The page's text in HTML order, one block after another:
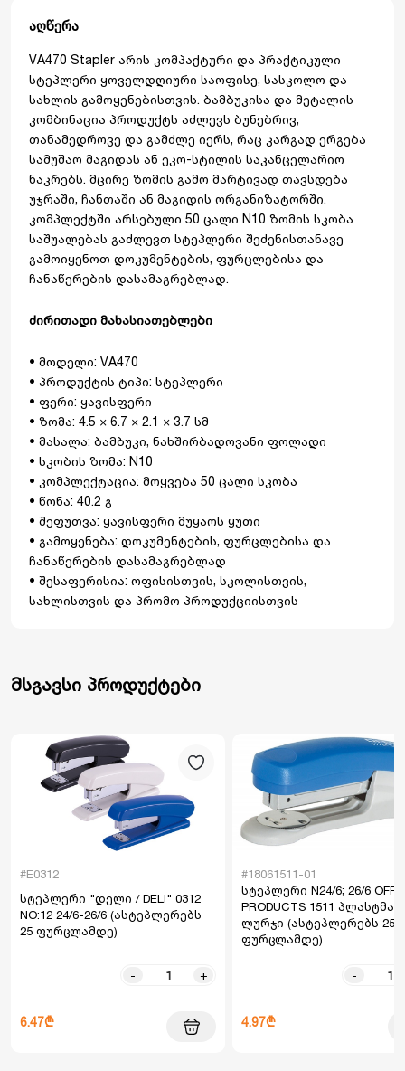
აღწერა
VA470 Stapler არის კომპაქტური და პრაქტიკული
სტეპლერი ყოველდღიური საოფისე, სასკოლო და
სახლის გამოყენებისთვის. ბამბუკისა და მეტალის
კომბინაცია პროდუქტს აძლევს ბუნებრივ,
თანამედროვე და გამძლე იერს, რაც კარგად ერგება
სამუშაო მაგიდას ან ეკო-სტილის საკანცელარიო
ნაკრებს. მცირე ზომის გამო მარტივად თავსდება
უჯრაში, ჩანთაში ან მაგიდის ორგანიზატორში.
კომპლექტში არსებული 50 ცალი N10 ზომის სკობა
საშუალებას გაძლევთ სტეპლერი შეძენისთანავე
გამოიყენოთ დოკუმენტების, ფურცლებისა და
ჩანაწერების დასამაგრებლად.
ძირითადი მახასიათებლები
• მოდელი: VA470
• პროდუქტის ტიპი: სტეპლერი
• ფერი: ყავისფერი
• ზომა: 4.5 × 6.7 × 2.1 × 3.7 სმ
• მასალა: ბამბუკი, ნახშირბადოვანი ფოლადი
• სკობის ზომა: N10
• კომპლექტაცია: მოყვება 50 ცალი სკობა
• წონა: 40.2 გ
• შეფუთვა: ყავისფერი მუყაოს ყუთი
• გამოყენება: დოკუმენტების, ფურცლებისა და
ჩანაწერების დასამაგრებლად
• შესაფერისია: ოფისისთვის, სკოლისთვის,
სახლისთვის და პრომო პროდუქციისთვის
მსგავსი პროდუქტები
#E0312
სტეპლერი "დელი / DELI" 0312
NO:12 24/6-26/6 (ასტეპლერებს
25 ფურცლამდე)
- +
6.47₾
#18061511-01
სტეპლერი N24/6; 26/6
PRODUCTS 1511
ლურჯი (ასტეპლერებს 25
ფურცლამდე)
-
4.97₾